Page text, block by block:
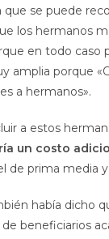
se puede
los hermanos
en todo caso
amplia porque
a hermanos».
a estos
un costo
de prima media
había dicho
beneficiarios